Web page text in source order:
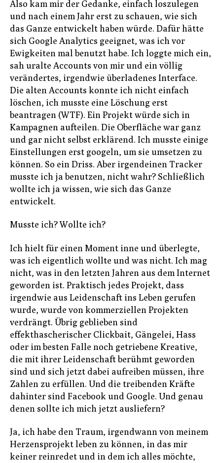
Also kam mir der Gedanke, einfach loszulegen
und nach einem Jahr erst zu schauen, wie sich
das Ganze entwickelt haben würde. Dafür hätte
sich Google Analytics geeignet, was ich vor
Ewigkeiten mal benutzt habe. Ich loggte mich ein,
sah uralte Accounts von mir und ein völlig
verändertes, irgendwie überladenes Interface.
Die alten Accounts konnte ich nicht einfach
löschen, ich musste eine Löschung erst
beantragen (WTF). Ein Projekt würde sich in
Kampagnen aufteilen. Die Oberfläche war ganz
und gar nicht selbst erklärend. Ich musste einige
Einstellungen erst googeln, um sie umsetzen zu
können. So ein Driss. Aber irgendeinen Tracker
musste ich ja benutzen, nicht wahr? Schließlich
wollte ich ja wissen, wie sich das Ganze
entwickelt.
Musste ich? Wollte ich?
Ich hielt für einen Moment inne und überlegte,
was ich eigentlich wollte und was nicht. Ich mag
nicht, was in den letzten Jahren aus dem Internet
geworden ist. Praktisch jedes Projekt, dass
irgendwie aus Leidenschaft ins Leben gerufen
wurde, wurde von kommerziellen Projekten
verdrängt. Übrig geblieben sind
effekthascherischer Clickbait, Gängelei, Hass
oder im besten Falle noch getriebene Kreative,
die mit ihrer Leidenschaft berühmt geworden
sind und sich jetzt dabei aufreiben müssen, ihre
Zahlen zu erfüllen. Und die treibenden Kräfte
dahinter sind Facebook und Google. Und genau
denen sollte ich mich jetzt ausliefern?
Ja, ich habe den Traum, irgendwann von meinem
Herzensprojekt leben zu können, in das mir
keiner reinredet und in dem ich alles möchte,